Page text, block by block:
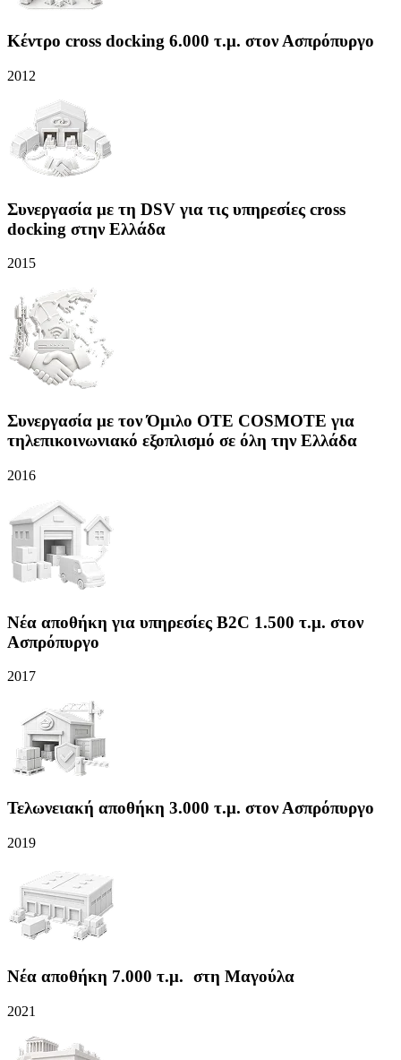
Κέντρο cross docking 6.000 τ.μ. στον Ασπρόπυργο
2012
Συνεργασία με τη DSV για τις υπηρεσίες cross
docking στην Ελλάδα
2015
Συνεργασία με τον Όμιλο OTE COSMOTE για
τηλεπικοινωνιακό εξοπλισμό σε όλη την Ελλάδα
2016
Νέα αποθήκη για υπηρεσίες B2C 1.500 τ.μ. στον
Ασπρόπυργο
2017
Τελωνειακή αποθήκη 3.000 τ.μ. στον Ασπρόπυργο
2019
Νέα αποθήκη 7.000 τ.μ. στη Μαγούλα
2021